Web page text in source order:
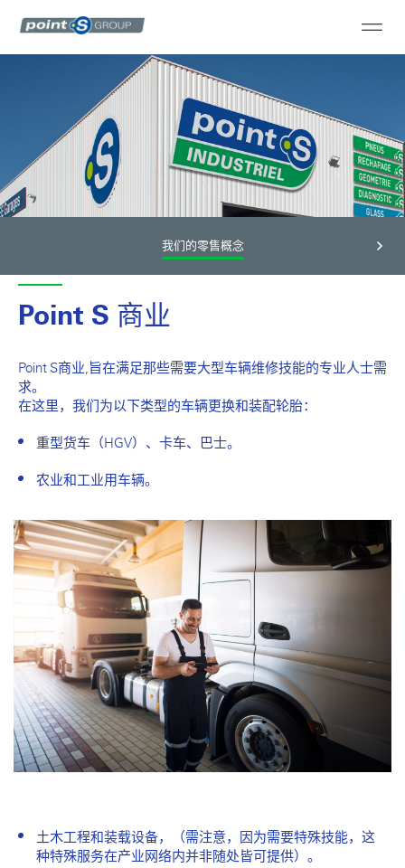
我们的零售概念
Point S 商业
Point S商业,旨在满足那些需要大型车辆维修技能的专业人士需
求。
在这里，我们为以下类型的车辆更换和装配轮胎：
重型货车（HGV）、卡车、巴士。
农业和工业用车辆。
土木工程和装载设备，（需注意，因为需要特殊技能，这
种特殊服务在产业网络内并非随处皆可提供）。